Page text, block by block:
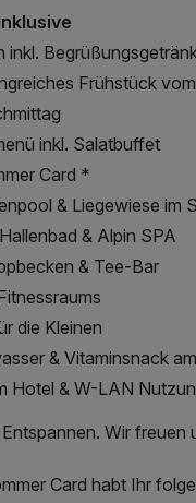
inkl.
Frühstück
inkl. Salatbuffet
Card *
& Liegewiese im
& Alpin SPA
& Tee-Bar
die Kleinen
& Vitaminsnack
Hotel & W-LAN
Wir freuen
Card habt Ihr